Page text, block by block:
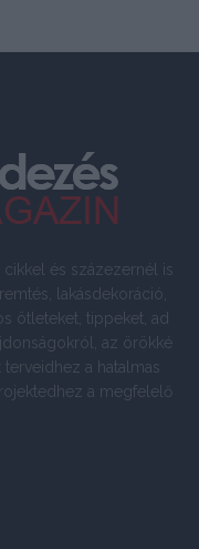
és százezernél is
lakásdekoráció,
ötleteket, tippeket, ad
az örökké
a hatalmas
a megfelelő